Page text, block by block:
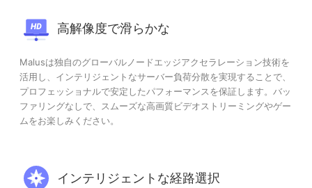
高解像度で滑らかな
Malusは独自のグローバルノードエッジアクセラレーション技術を
活用し、インテリジェントなサーバー負荷分散を実現することで、
プロフェッショナルで安定したパフォーマンスを保証します。バッ
ファリングなしで、スムーズな高画質ビデオストリーミングやゲー
ムをお楽しみください。
インテリジェントな経路選択